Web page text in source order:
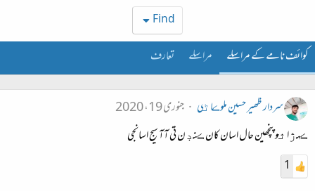
Find
کوائف نامے کے مراسلے مراسلے تعارف
سردار ظھير حسين ملوڪاڻي
جنوری 19، 2020
ڪهڙا ٿو پنچھين حال اسان کان ڪنڊن تي آآ سيج اسانجي
1